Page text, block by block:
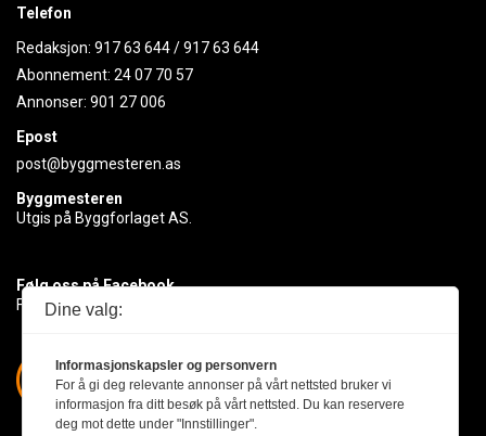
Telefon
Redaksjon: 917 63 644/917 63 644
Abonnement: 24 07 70 57
Annonser: 901 27 006
Epost
post@byggmesteren.as
Byggmesteren
Utgis på Byggforlaget AS.
Følg oss på Facebook
Få med deg det siste innen byggebransjen
Dine valg:
Informasjonskapsler og personvern
For å gi deg relevante annonser på vårt nettsted bruker vi
informasjon fra ditt besøk på vårt nettsted. Du kan reservere
deg mot dette under "Innstillinger".